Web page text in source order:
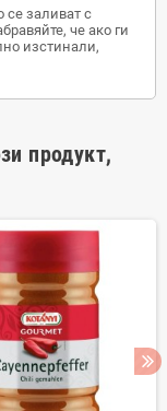
се заливат с
че ако ги
изстинали,
продукт,